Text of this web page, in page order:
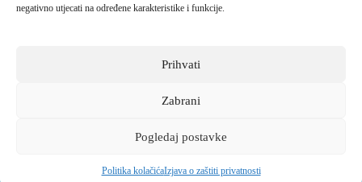
negativno utjecati na određene karakteristike i funkcije.
Prihvati
Zabrani
Pogledaj postavke
Politika kolačićaIzjava o zaštiti privatnosti
Kralja Zvonimira 15, 53220 Otočac
053 771-019
Sva prava pridržana © 2026 -Osnovna škola Zrinskih i